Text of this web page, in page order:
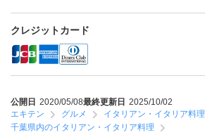
クレジットカード
公開日 2020/05/08最終更新日 2025/10/02
エキテン
グルメ
イタリアン・イタリア料理
千葉県内のイタリアン・イタリア料理